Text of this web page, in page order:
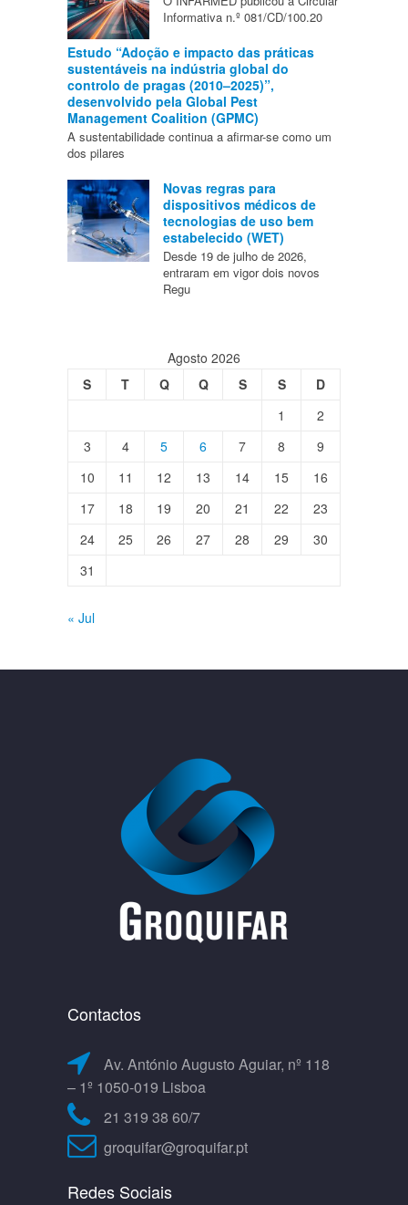
Informativa n.º 081/CD/100.20
Estudo “Adoção e impacto das práticas
sustentáveis na indústria global do
controlo de pragas (2010–2025)”,
desenvolvido pela Global Pest
Management Coalition (GPMC)
A sustentabilidade continua a afirmar-se como um
dos pilares
Novas regras para
dispositivos médicos de
tecnologias de uso bem
estabelecido (WET)
Desde 19 de julho de 2026,
entraram em vigor dois novos
Regu
Agosto 2026
S
T Q Q S S
D
1
2
3
4 5 6 7 8
9
10
11 12 13 14 15
16
17
18 19 20 21 22
23
24
25 26 27 28 29
30
31
« Jul
Contactos
Av. António Augusto Aguiar, nº 118
– 1º 1050-019 Lisboa
21 319 38 60/7
groquifar@groquifar.pt
Redes Sociais